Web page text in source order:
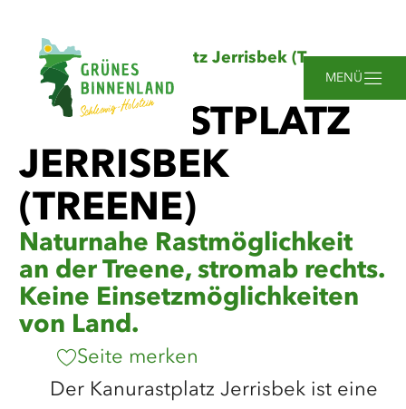
Hauptinhalt
Suche
Navigation
Footer
MENÜ
sind
hier:
Startseite Kanurastplatz Jerrisbek (Treene)
KANURASTPLATZ
JERRISBEK
(TREENE)
Naturnahe Rastmöglichkeit
an der Treene, stromab rechts.
Keine Einsetzmöglichkeiten
von Land.
Seite merken
Der Kanurastplatz Jerrisbek ist eine